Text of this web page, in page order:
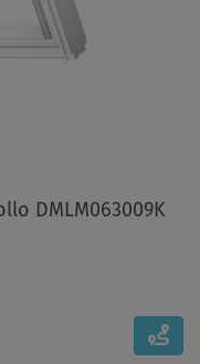
DMLM063009K